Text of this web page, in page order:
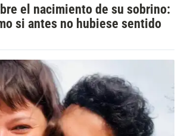
el nacimiento de su sobrino:
si antes no hubiese sentido